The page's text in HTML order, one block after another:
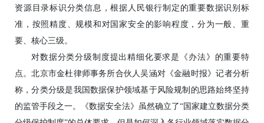
资源目录标识分类信息，根据人民银行制定的重要数据识别标
准，按照精度、规模和对国家安全的影响程度，分为一般、重
要、核心三级。
对数据分类分级制度提出精细化要求是《办法》的重要特
点。北京市金杜律师事务所合伙人吴涵对《金融时报》记者分析
称，分类分级是我国数据保护领域基于风险规制的思路始终坚持
的监管手段之一。《数据安全法》虽然确立了“国家建立数据分类